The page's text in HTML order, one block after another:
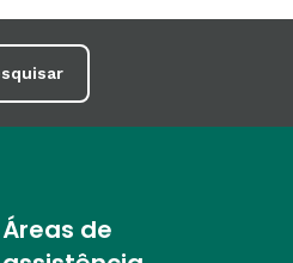
Áreas de